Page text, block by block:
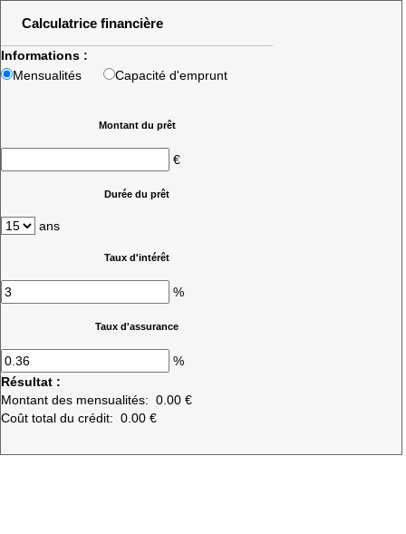
Calculatrice financière
Informations :
Mensualités
Capacité d'emprunt
Montant du prêt
€
Durée du prêt
ans
Taux d'intérêt
%
Taux d'assurance
%
Résultat :
Montant des mensualités: 0.00 €
Coût total du crédit: 0.00 €